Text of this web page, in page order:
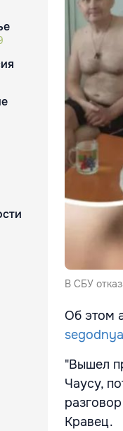
В СБУ
Об этом
"Вышел
Чаусу,
Кравец.